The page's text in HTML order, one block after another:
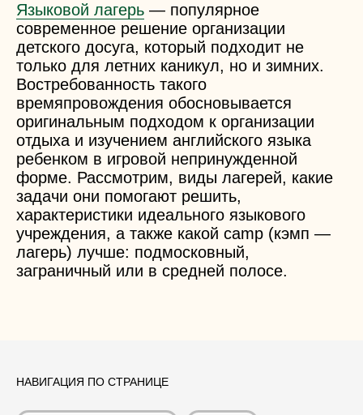
Языковой лагерь — популярное
современное решение организации
детского досуга, который подходит не
только для летних каникул, но и зимних.
Востребованность такого
времяпровождения обосновывается
оригинальным подходом к организации
отдыха и изучением английского языка
ребенком в игровой непринужденной
форме. Рассмотрим, виды лагерей, какие
задачи они помогают решить,
характеристики идеального языкового
учреждения, а также какой camp (кэмп —
лагерь) лучше: подмосковный,
заграничный или в средней полосе.
НАВИГАЦИЯ ПО СТРАНИЦЕ